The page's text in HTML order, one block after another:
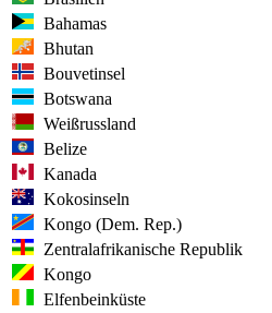
Bahamas
Bhutan
Bouvetinsel
Botswana
Weißrussland
Belize
Kanada
Kokosinseln
Kongo (Dem. Rep.)
Zentralafrikanische Republik
Kongo
Elfenbeinküste